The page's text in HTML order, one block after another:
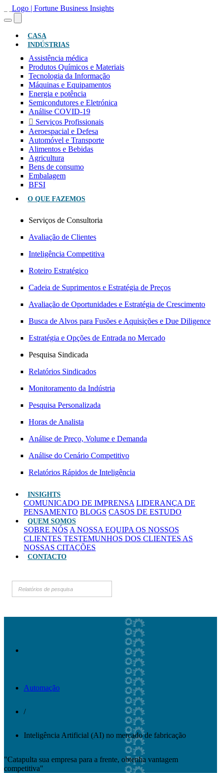
CASA
INDÚSTRIAS
Assistência médica
Produtos Químicos e Materiais
Tecnologia da Informação
Máquinas e Equipamentos
Energia e potência
Semicondutores e Eletrónica
Análise COVID-19
Serviços Profissionais
Aeroespacial e Defesa
Automóvel e Transporte
Alimentos e Bebidas
Agricultura
Bens de consumo
Embalagem
BFSI
O QUE FAZEMOS
Serviços de Consultoria
Avaliação de Clientes
Inteligência Competitiva
Roteiro Estratégico
Cadeia de Suprimentos e Estratégia de Preços
Avaliação de Oportunidades e Estratégia de Crescimento
Busca de Alvos para Fusões e Aquisições e Due Diligence
Estratégia e Opções de Entrada no Mercado
Pesquisa Sindicada
Relatórios Sindicados
Monitoramento da Indústria
Pesquisa Personalizada
Horas de Analista
Análise de Preço, Volume e Demanda
Análise do Cenário Competitivo
Relatórios Rápidos de Inteligência
INSIGHTS
COMUNICADO DE IMPRENSA LIDERANÇA DE
PENSAMENTO BLOGS CASOS DE ESTUDO
QUEM SOMOS
SOBRE NÓS A NOSSA EQUIPA OS NOSSOS
CLIENTES TESTEMUNHOS DOS CLIENTES AS
NOSSAS CITAÇÕES
CONTACTO
Automação
/
Inteligência Artificial (AI) no mercado de fabricação
"Catapulta sua empresa para a frente, obtenha vantagem
competitiva"